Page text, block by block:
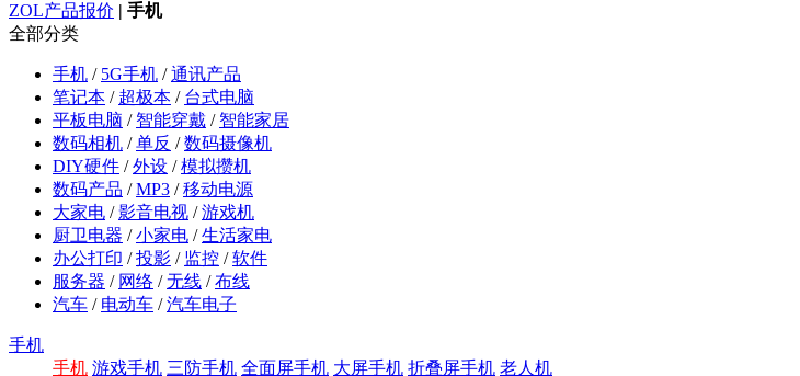
ZOL产品报价 | 手机
全部分类
手机 / 5G手机 /通讯产品
笔记本 / 超极本 / 台式电脑
平板电脑 / 智能穿戴 / 智能家居
数码相机 /单反 /数码摄像机
DIY硬件 /外设 /模拟攒机
数码产品 /MP3 /移动电源
大家电 /影音电视 /游戏机
厨卫电器 /小家电 /生活家电
办公打印 /投影 / 监控 /软件
服务器 / 网络 /无线 /布线
汽车 / 电动车 /汽车电子
手机
手机 游戏手机 三防手机 全面屏手机 大屏手机 折叠屏手机 老人机